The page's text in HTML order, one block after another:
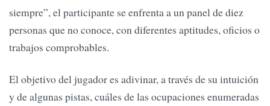
siempre”, el participante se enfrenta a un panel de diez
personas que no conoce, con diferentes aptitudes, oficios o
trabajos comprobables.
El objetivo del jugador es adivinar, a través de su intuición
y de algunas pistas, cuáles de las ocupaciones enumeradas